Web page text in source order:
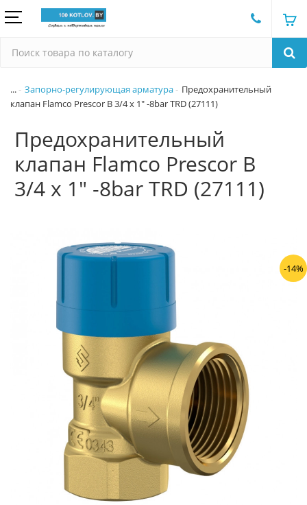
... Запорно-регулирующая арматура
Предохранительный
клапан Flamco Prescor B 3/4 х 1" -8bar TRD (27111)
Предохранительный
клапан Flamco Prescor B
3/4 х 1" -8bar TRD (27111)
-14%